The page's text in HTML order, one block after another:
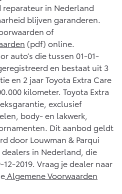
reparateur in Nederland
blijven garanderen.
of
(pdf) online.
auto’s die tussen 01-01-
en bestaat uit 3
en 2 jaar Toyota Extra Care
kilometer. Toyota Extra
exclusief
body- en lakwerk,
Dit aanbod geldt
door Louwman & Parqui
in Nederland, die
2019. Vraag je dealer naar
Algemene Voorwaarden